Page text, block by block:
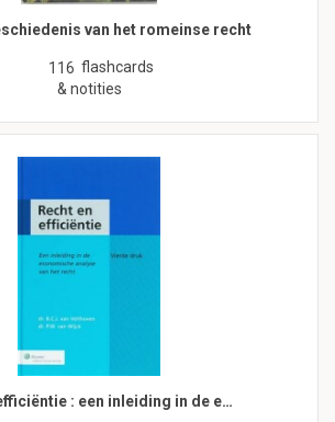
van het romeinse recht
116 flashcards
& notities
: een inleiding in de e…